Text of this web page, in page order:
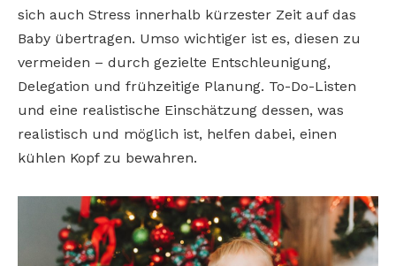
sich auch Stress innerhalb kürzester Zeit auf das
Baby übertragen. Umso wichtiger ist es, diesen zu
vermeiden – durch gezielte Entschleunigung,
Delegation und frühzeitige Planung. To-Do-Listen
und eine realistische Einschätzung dessen, was
realistisch und möglich ist, helfen dabei, einen
kühlen Kopf zu bewahren.